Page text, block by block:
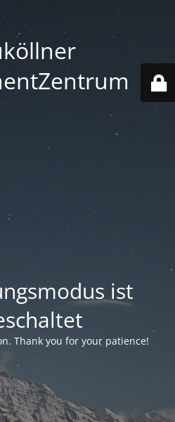
ist
Thank you for your patience!